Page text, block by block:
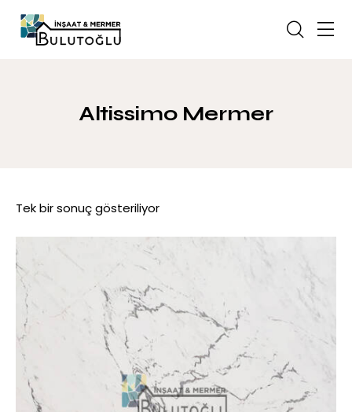
Altissimo Mermer
Tek bir sonuç gösteriliyor